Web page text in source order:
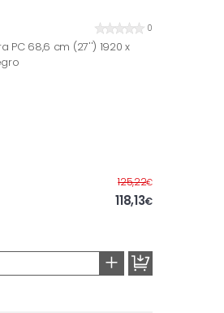
0
PC 68,6 cm (27'') 1920 x
125,22€Antes
118,13€
+